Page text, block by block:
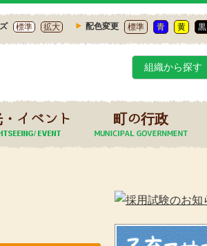
標準 拡大 配色変更 標準 青 黄 黒
組織から探す
イベント 町の行政